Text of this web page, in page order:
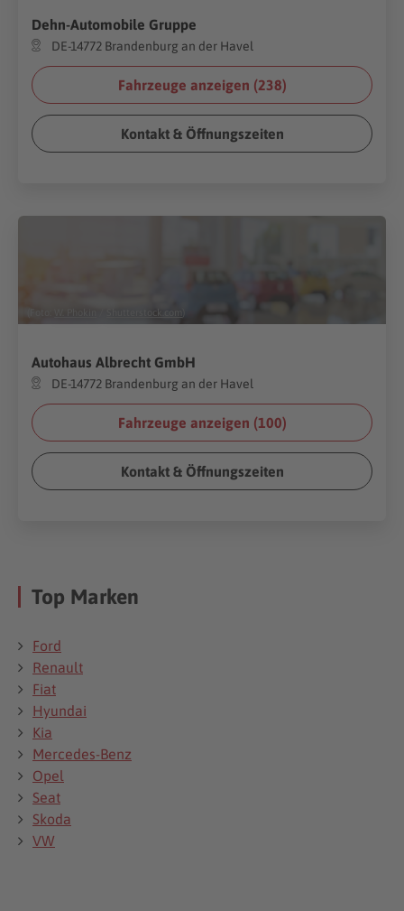
Dehn-Automobile Gruppe
DE-14772 Brandenburg an der Havel
Fahrzeuge anzeigen (238)
Kontakt & Öffnungszeiten
Shutterstock.com
Autohaus Albrecht GmbH
DE-14772 Brandenburg an der Havel
Fahrzeuge anzeigen (100)
Kontakt & Öffnungszeiten
Top Marken
Ford
Renault
Fiat
Hyundai
Kia
Mercedes-Benz
Opel
Seat
Skoda
VW